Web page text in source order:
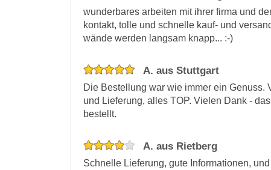
wunderbares arbeiten mit ihrer firma und
kontakt, tolle und schnelle kauf- und
wände werden langsam knapp... :-)
A. aus Stuttgart
Die Bestellung war wie immer ein Genuss.
und Lieferung, alles TOP. Vielen Dank -
bestellt.
A. aus Rietberg
Schnelle Lieferung, gute Informationen,